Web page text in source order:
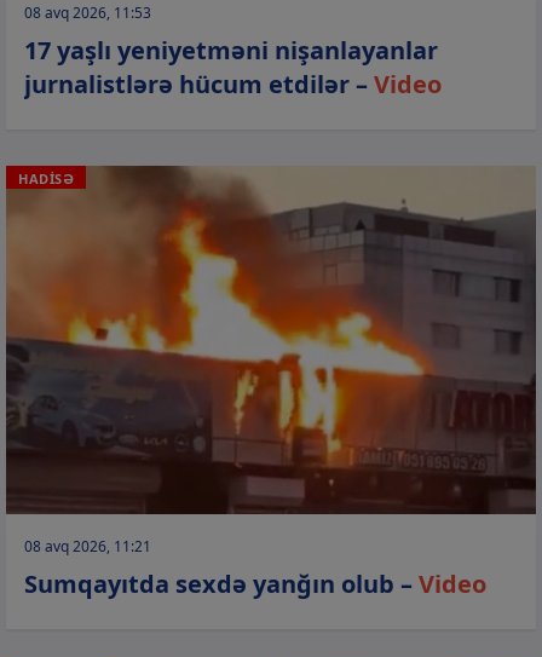
08 avq 2026, 11:53
17 yaşlı yeniyetməni nişanlayanlar
jurnalistlərə hücum etdilər –Video
HADİSƏ
08 avq 2026, 11:21
Sumqayıtda sexdə yanğın olub –Video